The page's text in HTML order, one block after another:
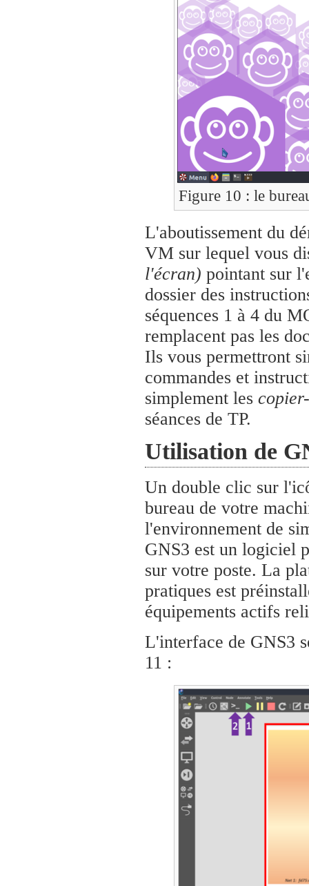
Figure 10 : le
L'aboutissement du
VM sur lequel vous
l'écran) pointant sur
dossier des
séquences 1 à 4 du
remplacent pas les
Ils vous permettront
commandes et
simplement les
séances de TP.
Utilisation de
Un double clic sur
bureau de votre
l'environnement de
GNS3 est un logiciel
sur votre poste. La
pratiques est
équipements actifs
L'interface de GNS3
11 :